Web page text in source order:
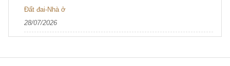
Đất đai-Nhà ở
28/07/2026